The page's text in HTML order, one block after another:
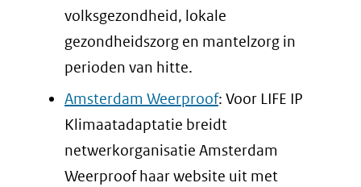
volksgezondheid, lokale
gezondheidszorg en mantelzorg in
perioden van hitte.
Amsterdam Weerproof: Voor LIFE IP
Klimaatadaptatie breidt
netwerkorganisatie Amsterdam
Weerproof haar website uit met